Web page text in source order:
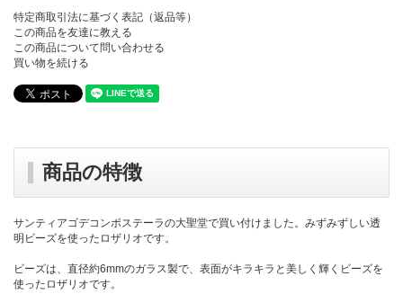
特定商取引法に基づく表記（返品等）
この商品を友達に教える
この商品について問い合わせる
買い物を続ける
商品の特徴
サンティアゴデコンポステーラの大聖堂で買い付けました。みずみずしい透
明ビーズを使ったロザリオです。
ビーズは、直径約6mmのガラス製で、表面がキラキラと美しく輝くビーズを
使ったロザリオです。